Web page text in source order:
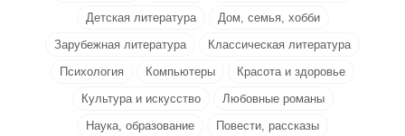
Детская литература
Дом, семья, хобби
Зарубежная литература
Классическая литература
Психология
Компьютеры
Красота и здоровье
Культура и искусство
Любовные романы
Наука, образование
Повести, рассказы